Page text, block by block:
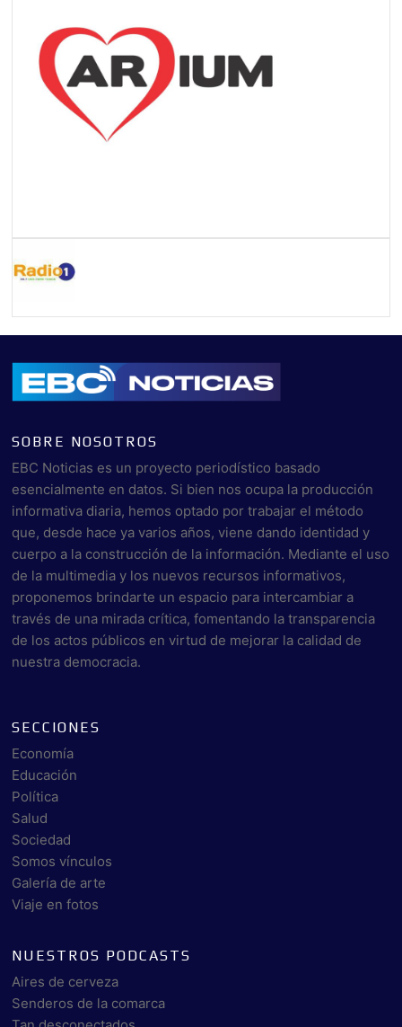
SOBRE NOSOTROS
EBC Noticias es un proyecto periodístico basado
esencialmente en datos. Si bien nos ocupa la producción
informativa diaria, hemos optado por trabajar el método
que, desde hace ya varios años, viene dando identidad y
cuerpo a la construcción de la información. Mediante el uso
de la multimedia y los nuevos recursos informativos,
proponemos brindarte un espacio para intercambiar a
través de una mirada crítica, fomentando la transparencia
de los actos públicos en virtud de mejorar la calidad de
nuestra democracia.
SECCIONES
Economía
Educación
Política
Salud
Sociedad
Somos vínculos
Galería de arte
Viaje en fotos
NUESTROS PODCASTS
Aires de cerveza
Senderos de la comarca